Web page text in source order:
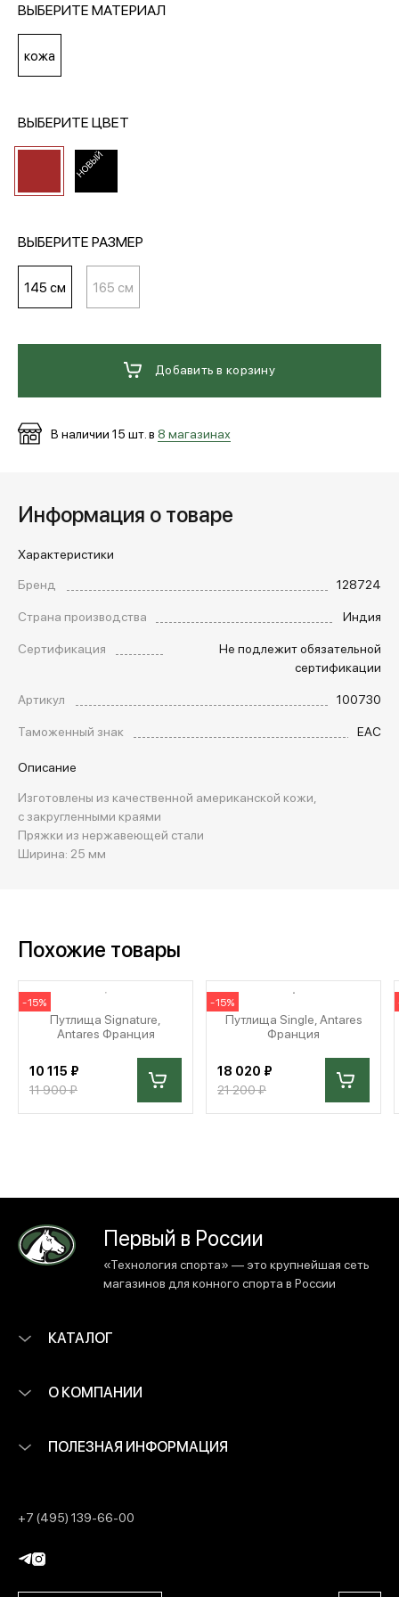
МЕДИА
ОПЛАТА И ДОСТАВКА
+7 (495) 139-66-00
ВЫБЕРИТЕ МАТЕРИАЛ
кожа
ВЫБЕРИТЕ ЦВЕТ
ВЫБЕРИТЕ РАЗМЕР
145 см 165 см
Добавить в корзину
В наличии 15 шт. в 8 магазинах
Информация о товаре
Характеристики
Бренд
128724
Страна производства
Индия
Сертификация
Не подлежит обязательной
сертификации
Артикул
100730
Таможенный знак
EAC
Описание
Изготовлены из качественной американской кожи,
с закругленными краями
Пряжки из нержавеющей стали
Ширина: 25 мм
Похожие товары
-15%
Путлища Signature,
Antares Франция
10 115 ₽
11 900 ₽
-15%
Путлища Single, Antares
Франция
18 020 ₽
21 200 ₽
Первый в России
«Технология спорта» — это крупнейшая сеть
магазинов для конного спорта в России
КАТАЛОГ
О КОМПАНИИ
ПОЛЕЗНАЯ ИНФОРМАЦИЯ
+7 (495) 139-66-00